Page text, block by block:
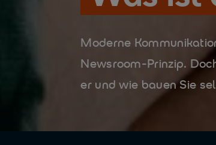
Moderne
Newsroom-Prinzip.
er und wie bauen Sie